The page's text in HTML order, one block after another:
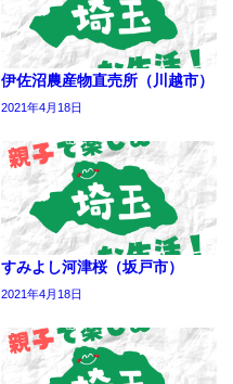
伊佐沼農産物直売所（川越市）
2021年4月18日
すみよし河津桜（坂戸市）
2021年4月18日